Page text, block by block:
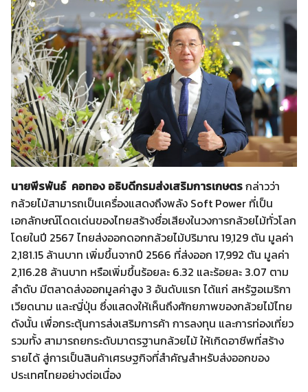
นายพีรพันธ์ คอทอง อธิบดีกรมส่งเสริมการเกษตรกล่าวว่า
กล้วยไม้สามารถเป็นเครื่องแสดงถึงพลัง Soft Power ที่เป็น
เอกลักษณ์โดดเด่นของไทยสร้างชื่อเสียงในวงการกล้วยไม้ทั่วโลก
โดยในปี 2567 ไทยส่งออกดอกกล้วยไม้ปริมาณ 19,129 ตัน มูลค่า
2,181.15 ล้านบาท เพิ่มขึ้นจากปี 2566 ที่ส่งออก 17,992 ตัน มูลค่า
2,116.28 ล้านบาท หรือเพิ่มขึ้นร้อยละ 6.32 และร้อยละ 3.07 ตาม
ลำดับ มีตลาดส่งออกมูลค่าสูง 3 อันดับแรก ได้แก่ สหรัฐอเมริกา
เวียดนาม และญี่ปุ่น ซึ่งแสดงให้เห็นถึงศักยภาพของกล้วยไม้ไทย
ดังนั้น เพื่อกระตุ้นการส่งเสริมการค้า การลงทุน และการท่องเที่ยว
รวมทั้ง สามารถยกระดับมาตรฐานกล้วยไม้ ให้เกิดอาชีพที่สร้าง
รายได้ สู่การเป็นสินค้าเศรษฐกิจที่สำคัญสำหรับส่งออกของ
ประเทศไทยอย่างต่อเนื่อง